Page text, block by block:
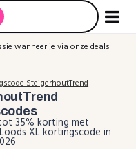
wanneer je via onze deals
SteigerhoutTrend
35% korting met
XL kortingscode in